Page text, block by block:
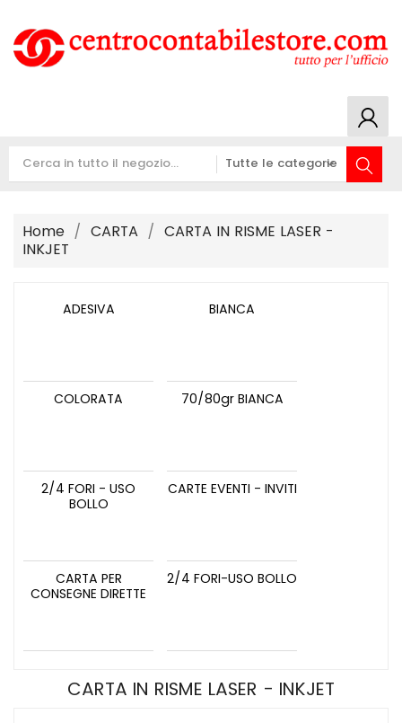
Home CARTA
CARTA IN RISME LASER -
INKJET
ADESIVA BIANCA
COLORATA 70/80gr BIANCA
2/4 FORI - USO
BOLLO
CARTE EVENTI - INVITI
CARTA PER
CONSEGNE DIRETTE
2/4 FORI-USO BOLLO
CARTA IN RISME LASER - INKJET